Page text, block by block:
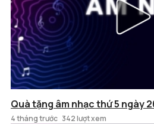
Quà tặng âm nhạc thứ 5 ngày
4 tháng trước 342 lượt xem